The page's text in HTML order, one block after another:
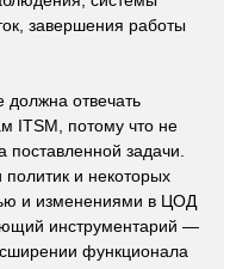
завершения работы
должна отвечать
ITSM, потому что не
поставленной задачи.
и некоторых
и изменениями в ЦОД
инструментарий —
функционала